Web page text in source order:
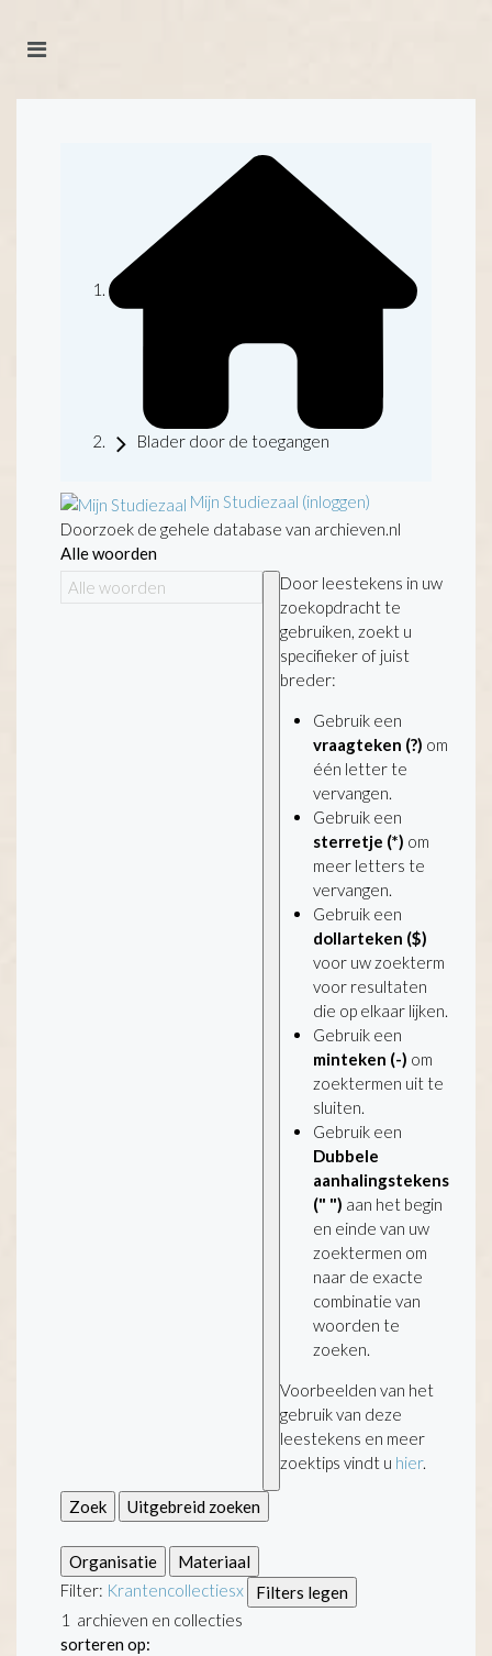
Blader door de toegangen
Mijn Studiezaal (inloggen)
Doorzoek de gehele database van archieven.nl
Alle woorden
Door leestekens in uw
zoekopdracht te
gebruiken, zoekt u
specifieker of juist
breder:
Gebruik een
vraagteken (?) om
één letter te
vervangen.
Gebruik een
sterretje (*) om
meer letters te
vervangen.
Gebruik een
dollarteken ($)
voor uw zoekterm
voor resultaten
die op elkaar lijken.
Gebruik een
minteken (-) om
zoektermen uit te
sluiten.
Gebruik een
Dubbele
aanhalingstekens
(" ") aan het begin
en einde van uw
zoektermen om
naar de exacte
combinatie van
woorden te
zoeken.
Voorbeelden van het
gebruik van deze
leestekens en meer
zoektips vindt u hier.
Zoek Uitgebreid zoeken
Organisatie
Materiaal
Filter: Krantencollectiesx
Filters legen
1 archieven en collecties
sorteren op: